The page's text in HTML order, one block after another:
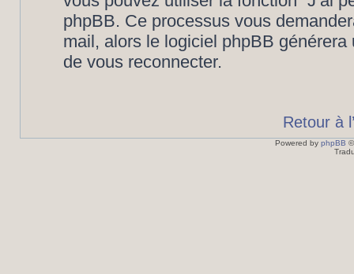
phpBB. Ce processus vous
mail, alors le logiciel phpBB
de vous reconnecter.
Retour à
Powered by phpBB